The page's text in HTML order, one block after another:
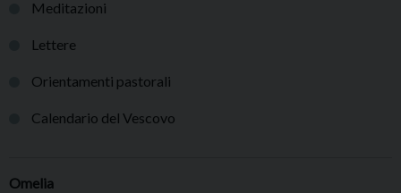
Meditazioni
Lettere
Orientamenti pastorali
Calendario del Vescovo
Omelia